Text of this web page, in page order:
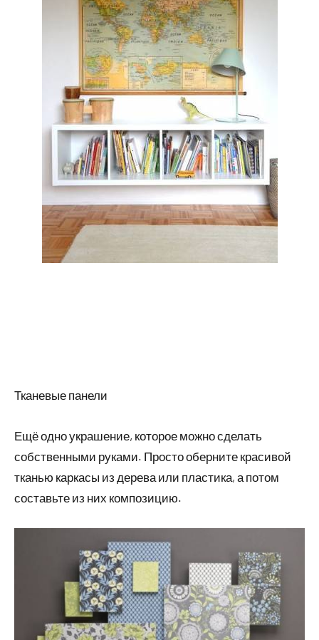
Тканевые панели
Ещё одно украшение, которое можно сделать
собственными руками. Просто оберните красивой
тканью каркасы из дерева или пластика, а потом
составьте из них композицию.